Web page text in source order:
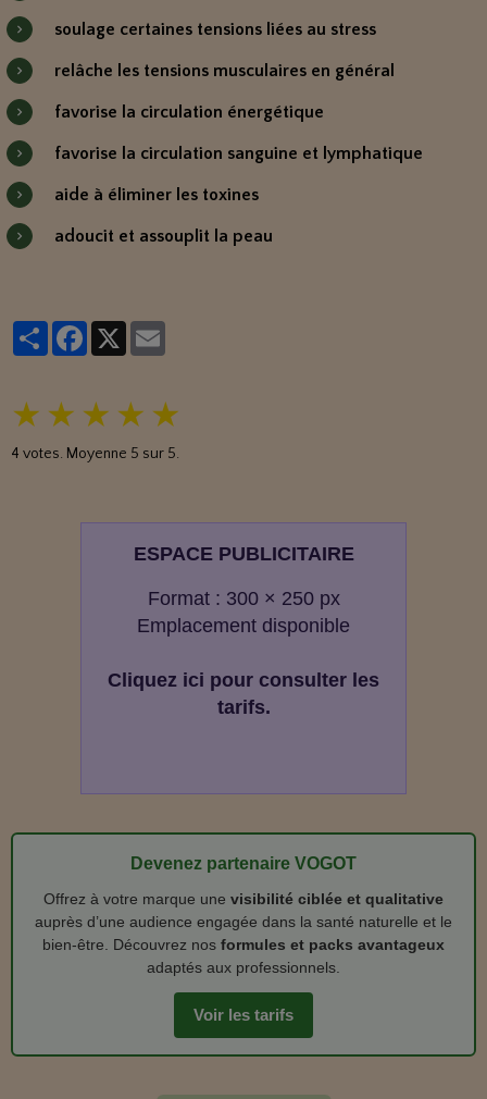
soulage certaines tensions liées au stress
relâche les tensions musculaires en général
favorise la circulation énergétique
favorise la circulation sanguine et lymphatique
aide à éliminer les toxines
adoucit et assouplit la peau
PartagerFacebook
★ ★ ★ ★ ★
4 votes. Moyenne 5 sur 5.
ESPACE PUBLICITAIRE
Format : 300 × 250 px
Emplacement disponible
Cliquez ici pour consulter les
tarifs.
Devenez partenaire VOGOT
Offrez à votre marque une visibilité ciblée et qualitative
auprès d’une audience engagée dans la santé naturelle et le
bien‑être. Découvrez nos formules et packs avantageux
adaptés aux professionnels.
Voir les tarifs